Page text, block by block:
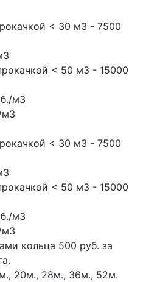
< 30 м3 - 7500
< 50 м3 - 15000
м3
м3
< 30 м3 - 7500
< 50 м3 - 15000
м3
м3
кольца 500 руб. за
20м., 28м., 36м., 52м.